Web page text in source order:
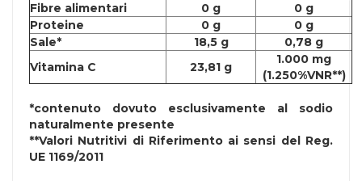
Fibre alimentari
0 g
0 g
Proteine
0 g
0 g
Sale*
18,5 g
0,78 g
Vitamina C
23,81 g
1.000 mg
(1.250%VNR**)
*contenuto dovuto esclusivamente al sodio
naturalmente presente
**Valori Nutritivi di Riferimento ai sensi del Reg.
UE 1169/2011